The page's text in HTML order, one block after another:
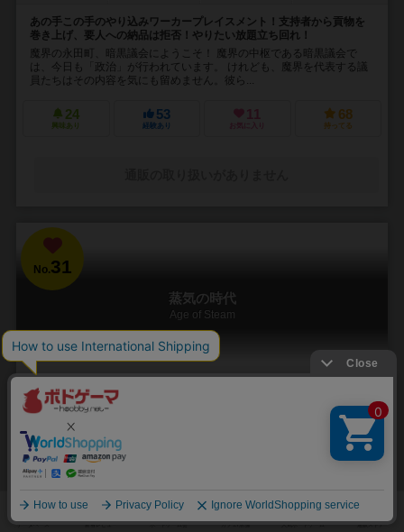
あの手この手のやり込みワーカープレイスメント！支持者から貢物を
巻き上げ、要人への納品は拒否！やりたい放題立ち回れ！
魔界の永田町、暗黒議会にようこそ！ 魔界の中枢である暗黒議会で
は、今日も「政治」が行われています。 けれども、魔界を代表する議
員たちはその内容を気にも留めません。彼ら...
24
興味あり
53
経験あり
11
お気に入り
68
持ってる
No.31
蒸気の時代
Age of Steam
1～6人 11件
鉄道路線を引くのは楽し。経営は苦し！
2003年国際ゲーマーズ賞受賞！ プレイヤーは鉄道会社のオーナーと
なり、株を発行して資金を得、鉄道を建設し、列車を走らせ、都市か
397 544 153 303